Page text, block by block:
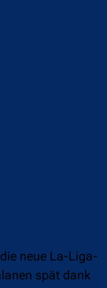
neue La-Liga-
spät dank